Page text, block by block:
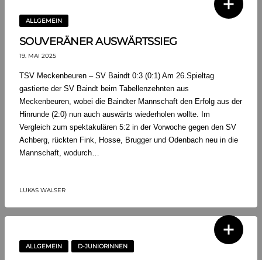
ALLGEMEIN
SOUVERÄNER AUSWÄRTSSIEG
19. MAI 2025
TSV Meckenbeuren – SV Baindt 0:3 (0:1) Am 26.Spieltag
gastierte der SV Baindt beim Tabellenzehnten aus
Meckenbeuren, wobei die Baindter Mannschaft den Erfolg aus der
Hinrunde (2:0) nun auch auswärts wiederholen wollte. Im
Vergleich zum spektakulären 5:2 in der Vorwoche gegen den SV
Achberg, rückten Fink, Hosse, Brugger und Odenbach neu in die
Mannschaft, wodurch…
LUKAS WALSER
ALLGEMEIN D-JUNIORINNEN